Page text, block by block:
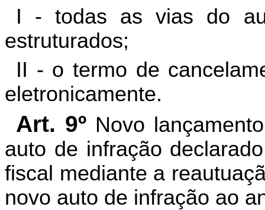
I - todas as vias do
estruturados;
II - o termo de
eletronicamente.
Art. 9º Novo
auto de infração
fiscal mediante a
novo auto de infração ao